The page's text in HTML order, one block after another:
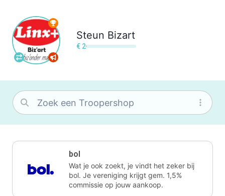
Steun Bizart
€ 2
bol
Wat je ook zoekt, je vindt het zeker bij
bol. Je vereniging krijgt gem. 1,5%
commissie op jouw aankoop.